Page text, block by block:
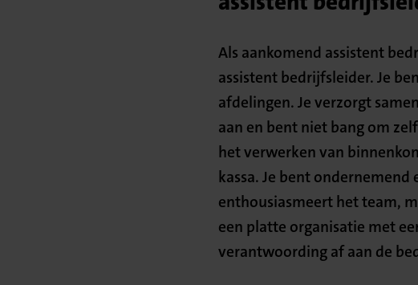
Als aankomend assistent
assistent bedrijfsleider. Je
afdelingen. Je verzorgt
aan en bent niet bang om
het verwerken van
kassa. Je bent
enthousiasmeert het team,
een platte organisatie met
verantwoording af aan de